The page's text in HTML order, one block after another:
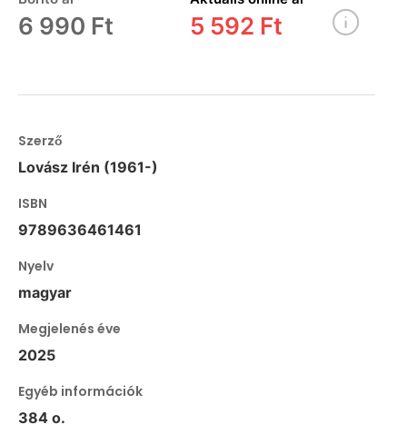
6 990 Ft 5 592 Ft
Szerző
Lovász Irén (1961-)
ISBN
9789636461461
Nyelv
magyar
Megjelenés éve
2025
Egyéb információk
384 o.